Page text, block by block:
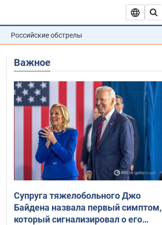
Российские обстрелы
Важное
Супруга тяжелобольного Джо
Байдена назвала первый симптом,
который сигнализировал о его